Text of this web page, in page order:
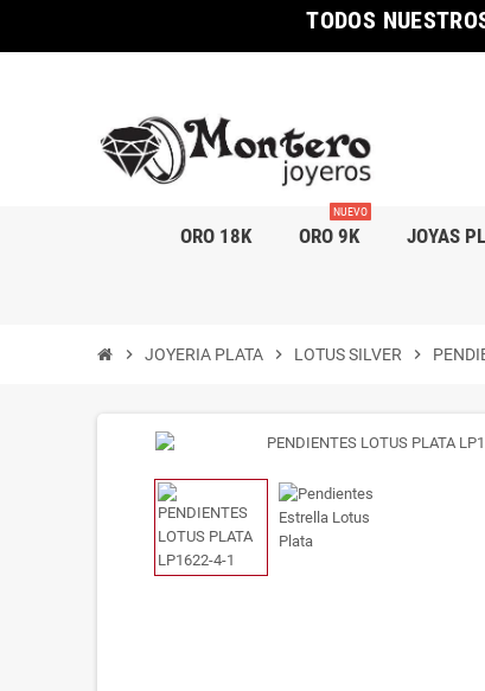
TODOS
ORO 18K ORO 9K
NUEVO
JOYAS
chevron_right JOYERIA PLATA chevron_right LOTUS SILVER chevron_right